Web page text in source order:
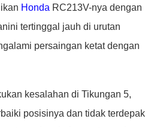
Honda RC213V-nya dengan
tertinggal jauh di urutan
persaingan ketat dengan
kesalahan di Tikungan 5,
posisinya dan tidak terdepak